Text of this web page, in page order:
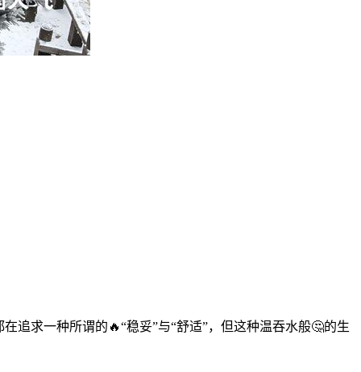
追求一种所谓的🔥“稳妥”与“舒适”，但这种温吞水般🤔的生